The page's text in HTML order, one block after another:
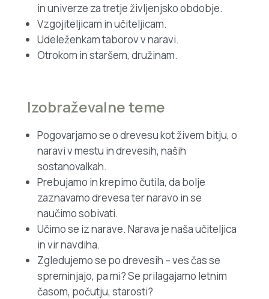
in univerze za tretje življenjsko obdobje.
Vzgojiteljicam in učiteljicam.
Udeleženkam taborov v naravi.
Otrokom in staršem, družinam.
Izobraževalne teme
Pogovarjamo se o drevesu kot živem bitju, o
naravi v mestu in drevesih, naših
sostanovalkah.
Prebujamo in krepimo čutila, da bolje
zaznavamo drevesa ter naravo in se
naučimo sobivati.
Učimo se iz narave. Narava je naša učiteljica
in vir navdiha.
Zgledujemo se po drevesih – ves čas se
spreminjajo, pa mi? Se prilagajamo letnim
časom, počutju, starosti?